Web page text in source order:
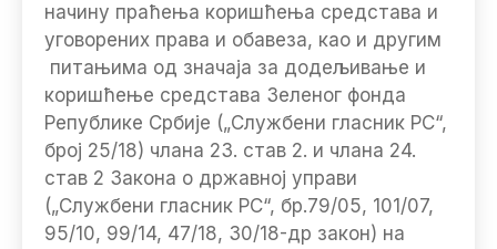
начину праћења коришћења средстава и
уговорених права и обавеза, као и другим
питањима од значаја за додељивање и
коришћење средстава Зеленог фонда
Републике Србије („Службени гласник РС“,
број 25/18) члана 23. став 2. и члана 24.
став 2 Закона о државној управи
(„Службени гласник РС“, бр.79/05, 101/07,
95/10, 99/14, 47/18, 30/18-др закон) на